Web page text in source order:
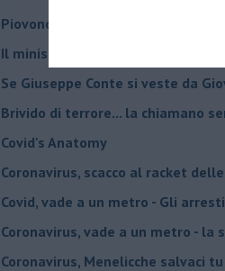
Piovono DPCM
Il ministro mi ama
Se Giuseppe Conte si veste da
Brivido di terrore... la chiamano
Covid's Anatomy
Coronavirus, scacco al racket
Covid, vade a un metro - Gli
Coronavirus, vade a un metro - la
Coronavirus, Menelicche salvaci